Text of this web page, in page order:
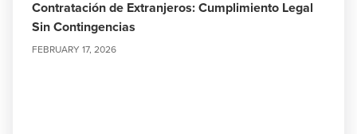
Contratación de Extranjeros: Cumplimiento Legal
Sin Contingencias
FEBRUARY 17, 2026